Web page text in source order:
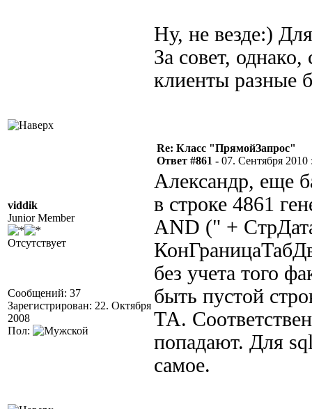
Ну, не везде:)
За совет,
клиенты разные
viddik
Junior Member
Отсутствует
Сообщений: 37
Зарегистрирован: 22. Октября
2008
Пол:
Re: Класс "ПрямойЗапрос"
Ответ #861 - 07. Сентября 2010
Александр, еще
в строке 4861
AND (" +
без учета того
быть пустой
ТА.
попадают. Для
самое.